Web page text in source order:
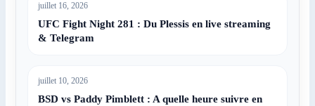
juillet 16, 2026
UFC Fight Night 281 : Du Plessis en live streaming
& Telegram
juillet 10, 2026
BSD vs Paddy Pimblett : A quelle heure suivre en